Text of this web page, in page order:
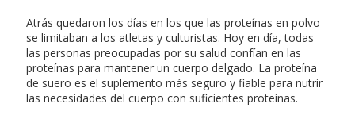
Atrás quedaron los días en los que las proteínas en polvo
se limitaban a los atletas y culturistas. Hoy en día, todas
las personas preocupadas por su salud confían en las
proteínas para mantener un cuerpo delgado. La proteína
de suero es el suplemento más seguro y fiable para nutrir
las necesidades del cuerpo con suficientes proteínas.